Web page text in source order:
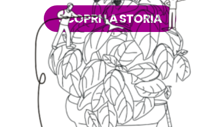
SCOPRI LA STORIA